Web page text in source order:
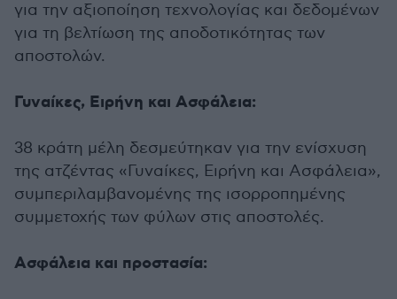
για την αξιοποίηση τεχνολογίας και δεδομένων
για τη βελτίωση της αποδοτικότητας των
αποστολών.
Γυναίκες, Ειρήνη και Ασφάλεια:
38 κράτη μέλη δεσμεύτηκαν για την ενίσχυση
της ατζέντας «Γυναίκες, Ειρήνη και Ασφάλεια»,
συμπεριλαμβανομένης της ισορροπημένης
συμμετοχής των φύλων στις αποστολές.
Ασφάλεια και προστασία: